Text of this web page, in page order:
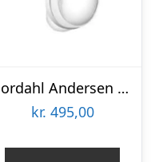
Nordahl Andersen Studenterhue sølv vedhæng inkl. kæde
kr. 495,00